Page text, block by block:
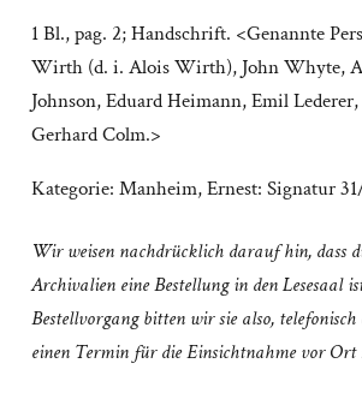
1 Bl., pag. 2; Handschrift. <Genannte
Wirth (d. i. Alois Wirth), John Whyte,
Johnson, Eduard Heimann, Emil
Gerhard Colm.>
Kategorie: Manheim, Ernest: Signatur
Wir weisen nachdrücklich darauf hin, dass
Archivalien eine Bestellung in den Lesesaal
Bestellvorgang bitten wir sie also,
einen Termin für die Einsichtnahme vor Ort